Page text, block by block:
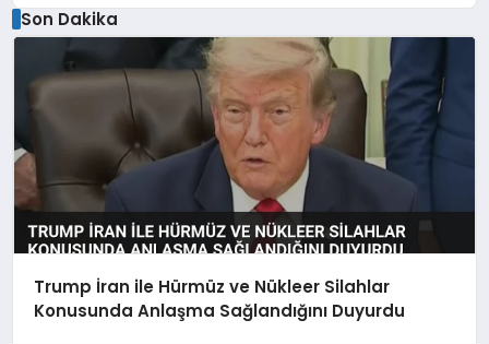
Son Dakika
Trump İran ile Hürmüz ve Nükleer Silahlar
Konusunda Anlaşma Sağlandığını Duyurdu